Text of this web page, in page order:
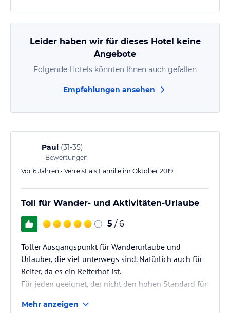
Leider haben wir für dieses Hotel keine
Angebote
Folgende Hotels könnten Ihnen auch gefallen
Empfehlungen ansehen
Paul (31-35)
1 Bewertungen
Vor 6 Jahren • Verreist als Familie im Oktober 2019
Toll für Wander- und Aktivitäten-Urlaube
5 / 6
Toller Ausgangspunkt für Wanderurlaube und
Urlauber, die viel unterwegs sind. Natürlich auch für
Reiter, da es ein Reiterhof ist.
Für jeden geeignet, der nicht den hohen Standard für
genau dem Zweck. Aue einem Reiterhof möchte ich
Mehr anzeigen